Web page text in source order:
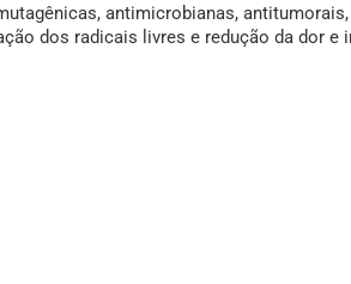
antimicrobianas,
dos radicais livres e redução da dor e